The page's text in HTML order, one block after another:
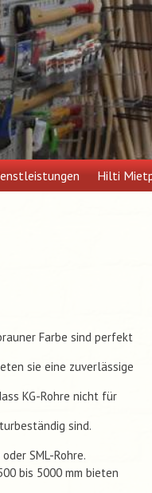
Hilti
Farbe sind perfekt
sie eine zuverlässige
KG-Rohre nicht für
sind.
SML-Rohre.
bis 5000 mm bieten